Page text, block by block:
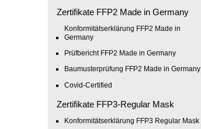
Zertifikate FFP2 Made in Germany
Konformitätserklärung FFP2 Made in
Germany
Prüfbericht FFP2 Made in Germany
Baumusterprüfung FFP2 Made in Germany
Covid-Certified
Zertifikate FFP3-Regular Mask
Konformitätserklärung FFP3 Regular Mask